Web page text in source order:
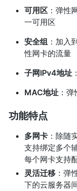
可用区：弹性
一可用区
安全组：加入
性网卡的流量
子网IPv4地址
MAC地址：弹
功能特点
多网卡：除随
支持绑定多个
每个网卡支持
灵活迁移：弹
下的云服务器